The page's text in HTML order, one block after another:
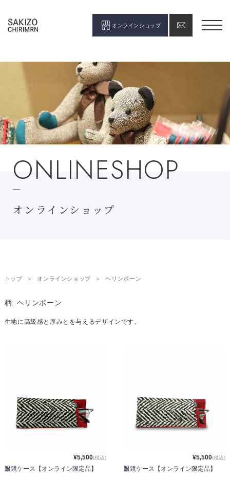
オンラインショップ
ONLINESHOP
オンラインショップ
トップ オンラインショップ ヘリンボーン
柄: ヘリンボーン
生地に高級感と厚みとを与えるデザインです。
¥5,500(税込)
眼鏡ケース【オンライン限定品】
¥5,500(税込)
眼鏡ケース【オンライン限定品】